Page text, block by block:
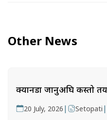
Other News
क्यानडा जानुअघि कस्तो
20 July, 2026 | Setopati |